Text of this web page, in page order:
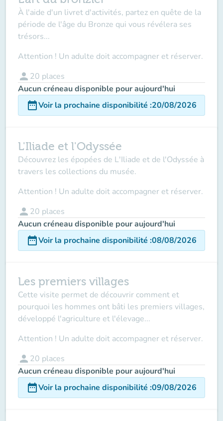
À l'aide d'un livret d'activités, partez en quête de la
période de l'âge du Bronze qui vous révélera ses
trésors...
Attention ! Un adulte doit accompagner et réserver.
person 20 places
Aucun créneau disponible pour aujourd'hui
date_rangeVoir la prochaine disponibilité :20/08/2026
L'Iliade et l'Odyssée
Découvrez les épopées de L'Iliade et de l'Odyssée à
travers les collections du musée.
Attention ! Un adulte doit accompagner et réserver.
person 20 places
Aucun créneau disponible pour aujourd'hui
date_rangeVoir la prochaine disponibilité :08/08/2026
Les premiers villages
Cette visite permet de découvrir comment et
pourquoi les hommes ont bâti les premiers villages,
développé l'agriculture et l'élevage...
Attention ! Un adulte doit accompagner et réserver.
person 20 places
Aucun créneau disponible pour aujourd'hui
date_rangeVoir la prochaine disponibilité :09/08/2026